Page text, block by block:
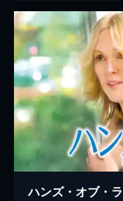
ハンズ・オブ・